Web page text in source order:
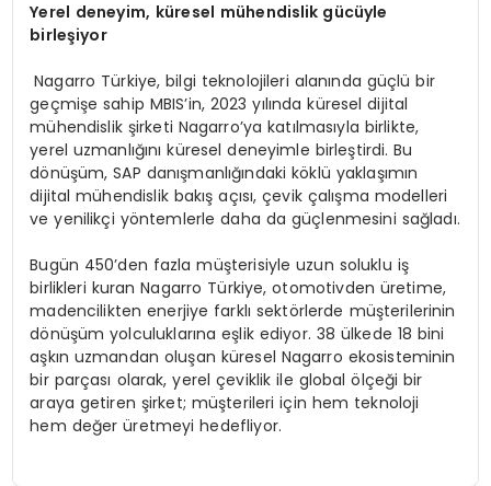
Yerel deneyim, küresel mühendislik gücüyle
birleşiyor
Nagarro Türkiye, bilgi teknolojileri alanında güçlü bir
geçmişe sahip MBIS’in, 2023 yılında küresel dijital
mühendislik şirketi Nagarro’ya katılmasıyla birlikte,
yerel uzmanlığını küresel deneyimle birleştirdi. Bu
dönüşüm, SAP danışmanlığındaki köklü yaklaşımın
dijital mühendislik bakış açısı, çevik çalışma modelleri
ve yenilikçi yöntemlerle daha da güçlenmesini sağladı.
Bugün 450’den fazla müşterisiyle uzun soluklu iş
birlikleri kuran Nagarro Türkiye, otomotivden üretime,
madencilikten enerjiye farklı sektörlerde müşterilerinin
dönüşüm yolculuklarına eşlik ediyor. 38 ülkede 18 bini
aşkın uzmandan oluşan küresel Nagarro ekosisteminin
bir parçası olarak, yerel çeviklik ile global ölçeği bir
araya getiren şirket; müşterileri için hem teknoloji
hem değer üretmeyi hedefliyor.